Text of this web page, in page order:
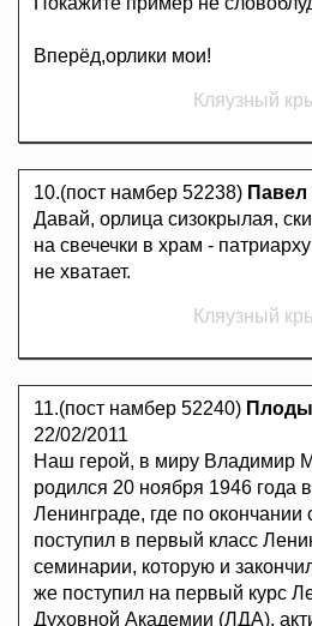
Вперёд,орлики мои!
Кляузный
10.(пост намбер 52238)
Давай, орлица сизокрылая,
на свечечки в храм -
не хватает.
Кляузный
11.(пост намбер 52240) Плоды
22/02/2011
Наш герой, в миру Владимир
родился 20 ноября 1946 года
Ленинграде, где по
поступил в первый класс
семинарии, которую и
же поступил на первый курс
Духовной Академии (ЛДА),